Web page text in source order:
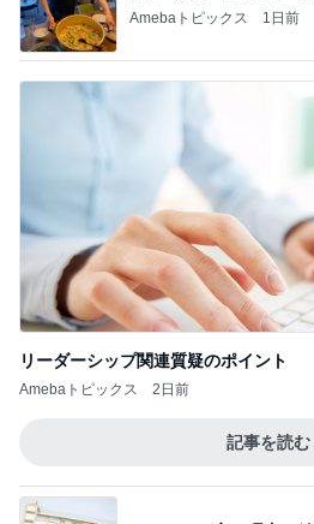
Amebaトピックス 1日前
リーダーシップ関連質疑のポイント
Amebaトピックス 2日前
記事を読む